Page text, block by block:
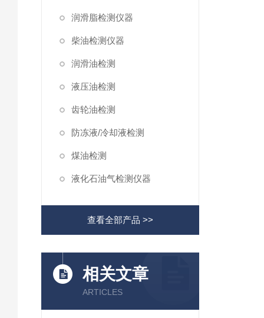
润滑脂检测仪器
柴油检测仪器
润滑油检测
液压油检测
齿轮油检测
防冻液/冷却液检测
煤油检测
液化石油气检测仪器
查看全部产品 >>
相关文章
ARTICLES